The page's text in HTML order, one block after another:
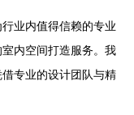
业内值得信赖的专业
内空间打造服务。我
专业的设计团队与精